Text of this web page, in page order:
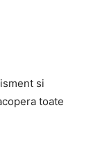
si
toate